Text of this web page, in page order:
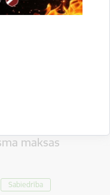
maksas
Sabiedrība